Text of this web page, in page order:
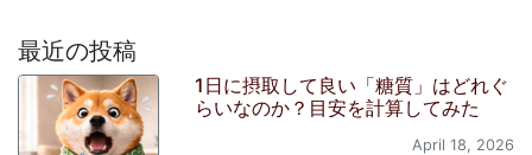
最近の投稿
1日に摂取して良い「糖質」はどれぐ
らいなのか？目安を計算してみた
April 18, 2026